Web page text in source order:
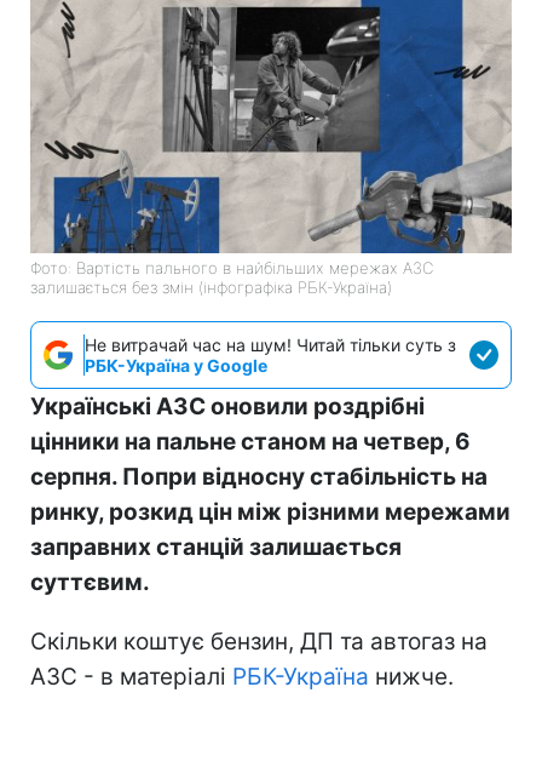
Фото: Вартість пального в найбільших мережах АЗС
залишається без змін (інфографіка РБК-Україна)
Не витрачай час на шум! Читай тільки суть з
РБК-Україна у Google
Українські АЗС оновили роздрібні
цінники на пальне станом на четвер, 6
серпня. Попри відносну стабільність на
ринку, розкид цін між різними мережами
заправних станцій залишається
суттєвим.
Скільки коштує бензин, ДП та автогаз на
АЗС - в матеріалі РБК-Україна нижче.